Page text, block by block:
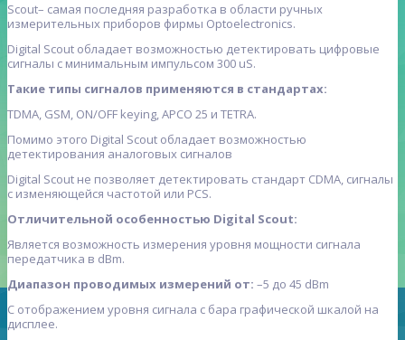
Scout– самая последняя разработка в области ручных
измерительных приборов фирмы Optoelectronics.
Digital Scout обладает возможностью детектировать цифровые
сигналы с минимальным импульсом 300 uS.
Такие типы сигналов применяются в стандартах:
TDMA, GSM, ON/OFF keying, АРСО 25 и TETRA.
Помимо этого Digital Scout обладает возможностью
детектирования аналоговых сигналов
Digital Scout не позволяет детектировать стандарт CDMA, сигналы
с изменяющейся частотой или PCS.
Отличительной особенностью Digital Scout:
Является возможность измерения уровня мощности сигнала
передатчика в dBm.
Диапазон проводимых измерений от: –5 до 45 dBm
С отображением уровня сигнала с бара графической шкалой на
дисплее.